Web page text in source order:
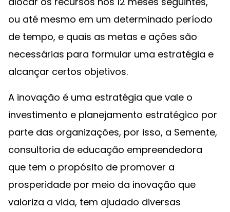
ou até mesmo em um determinado período
de tempo, e quais as metas e ações são
necessárias para formular uma estratégia e
alcançar certos objetivos.
A inovação é uma estratégia que vale o
investimento e planejamento estratégico por
parte das organizações, por isso, a Semente,
consultoria de educação empreendedora
que tem o propósito de promover a
prosperidade por meio da inovação que
valoriza a vida, tem ajudado diversas